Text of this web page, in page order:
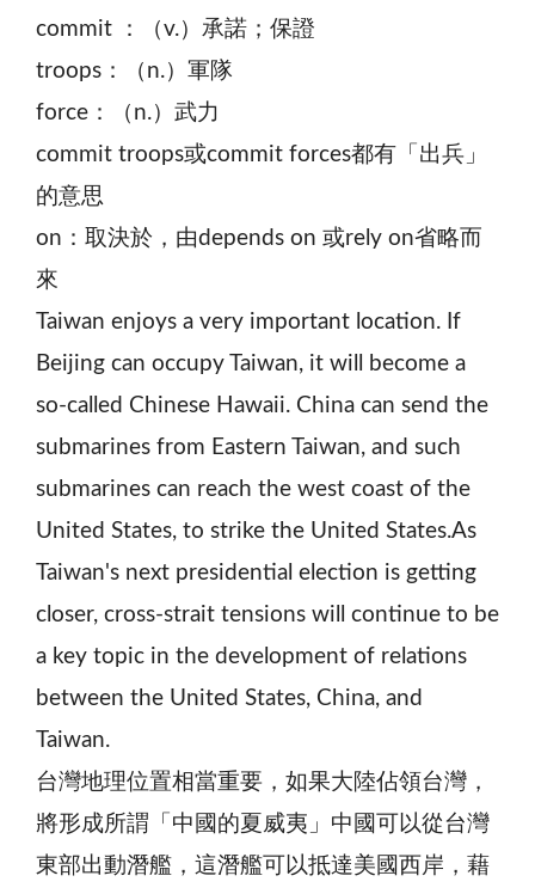
commit ：（v.）承諾；保證
troops：（n.）軍隊
force：（n.）武力
commit troops或commit forces都有「出兵」
的意思
on：取決於，由depends on 或rely on省略而
來
Taiwan enjoys a very important location. If
Beijing can occupy Taiwan, it will become a
so-called Chinese Hawaii. China can send the
submarines from Eastern Taiwan, and such
submarines can reach the west coast of the
United States, to strike the United States.As
Taiwan's next presidential election is getting
closer, cross-strait tensions will continue to be
a key topic in the development of relations
between the United States, China, and
Taiwan.
台灣地理位置相當重要，如果大陸佔領台灣，
將形成所謂「中國的夏威夷」中國可以從台灣
東部出動潛艦，這潛艦可以抵達美國西岸，藉